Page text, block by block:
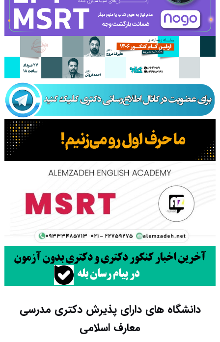
دانشگاه های دارای پذیرش دکتری ﻣﺪرسی
ﻣﻌﺎرف اﺳﻼمی